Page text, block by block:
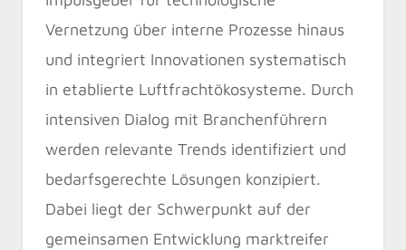
Vernetzung über interne Prozesse hinaus
und integriert Innovationen systematisch
in etablierte Luftfrachtökosysteme. Durch
intensiven Dialog mit Branchenführern
werden relevante Trends identifiziert und
bedarfsgerechte Lösungen konzipiert.
Dabei liegt der Schwerpunkt auf der
gemeinsamen Entwicklung marktreifer